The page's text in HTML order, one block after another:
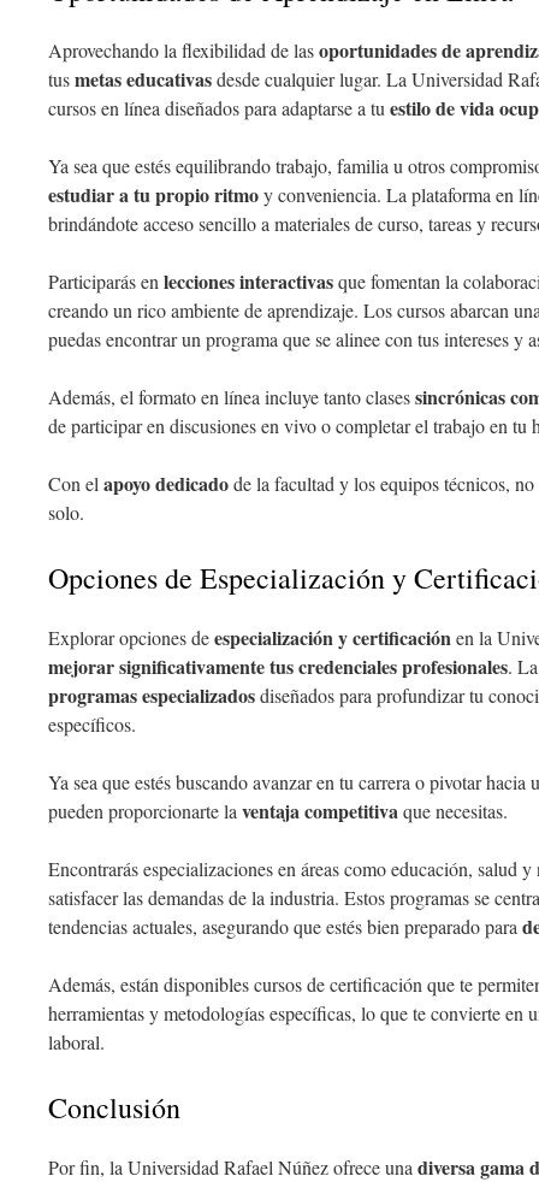
Aprovechando la flexibilidad de lasoportunidades de
tusmetas educativasdesde cualquier lugar. La Universidad
cursos en línea diseñados para adaptarse a tu estilo de vida
Ya sea que estés equilibrando trabajo, familia u otros
estudiar a tu propio ritmoy conveniencia. La plataforma en
brindándote acceso sencillo a materiales de curso, tareas y
Participarás en lecciones interactivasque fomentan la
creando un rico ambiente de aprendizaje. Los cursos abarcan
puedas encontrar un programa que se alinee con tus intereses y
Además, el formato en línea incluye tanto clasessincrónicas
de participar en discusiones en vivo o completar el trabajo en tu
Con el apoyo dedicadode la facultad y los equipos técnicos,
solo.
Opciones de Especialización y
Explorar opciones deespecialización y certificaciónen la
mejorar significativamente tus credenciales profesionales.
programas especializadosdiseñados para profundizar tu
específicos.
Ya sea que estés buscando avanzar en tu carrera o pivotar hacia
pueden proporcionarte la ventaja competitivaque necesitas.
Encontrarás especializaciones en áreas como educación, salud
satisfacer las demandas de la industria. Estos programas se
tendencias actuales, asegurando que estés bien preparado para
Además, están disponibles cursos de certificación que te
herramientas y metodologías específicas, lo que te convierte en
laboral.
Conclusión
Por fin, la Universidad Rafael Núñez ofrece una diversa gama